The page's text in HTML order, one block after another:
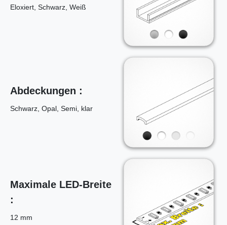
Eloxiert, Schwarz, Weiß
Abdeckungen :
Schwarz, Opal, Semi, klar
Maximale LED-Breite
:
12 mm